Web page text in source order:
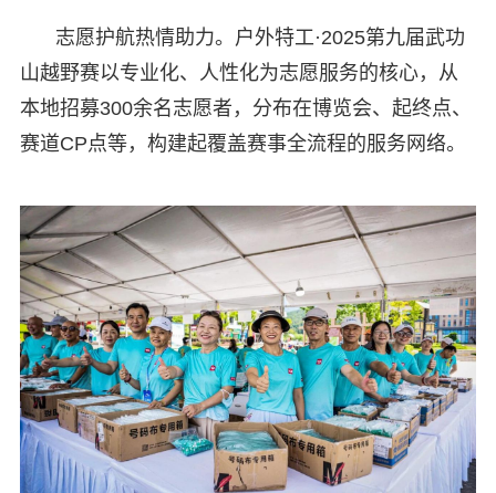
志愿护航热情助力。户外特工·2025第九届武功
山越野赛以专业化、人性化为志愿服务的核心，从
本地招募300余名志愿者，分布在博览会、起终点、
赛道CP点等，构建起覆盖赛事全流程的服务网络。